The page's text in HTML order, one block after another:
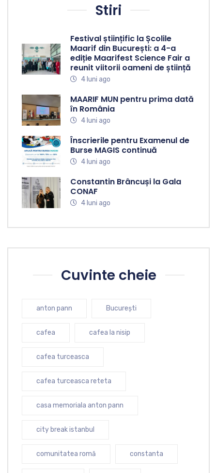
Stiri
Festival științific la Școlile
Maarif din București: a 4-a
ediție Maarifest Science Fair a
reunit viitorii oameni de știință
4 luni ago
MAARIF MUN pentru prima dată
în România
4 luni ago
Înscrierile pentru Examenul de
Burse MAGIS continuă
4 luni ago
Constantin Brâncuși la Gala
CONAF
4 luni ago
Cuvinte cheie
anton pann București
cafea cafea la nisip
cafea turceasca
cafea turceasca reteta
casa memoriala anton pann
city break istanbul
comunitatea romă constanta